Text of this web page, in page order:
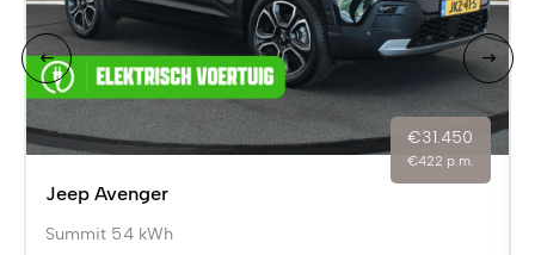
€31.450
€422 p.m.
Jeep Avenger
Summit 54 kWh